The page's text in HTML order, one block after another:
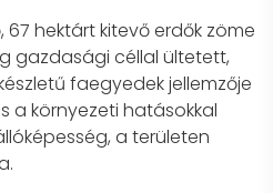
67 hektárt kitevő erdők zöme
gazdasági céllal ültetett,
faegyedek jellemzője
a környezeti hatásokkal
a területen